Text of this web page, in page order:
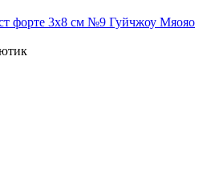
форте 3х8 см №9 Гуйчжоу Мяояо